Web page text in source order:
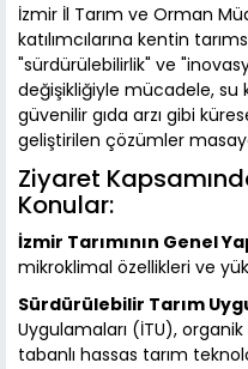
İzmir İl Tarım ve Orman
katılımcılarına kentin
"sürdürülebilirlik" ve
değişikliğiyle mücadele, su
güvenilir gıda arzı gibi
geliştirilen çözümler masaya
Ziyaret
Konular:
İzmir Tarımının Genel
mikroklimal özellikleri ve
Sürdürülebilir Tarım
Uygulamaları (İTU),
tabanlı hassas tarım